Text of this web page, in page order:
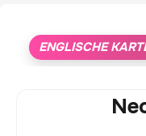
ENGLISCHE